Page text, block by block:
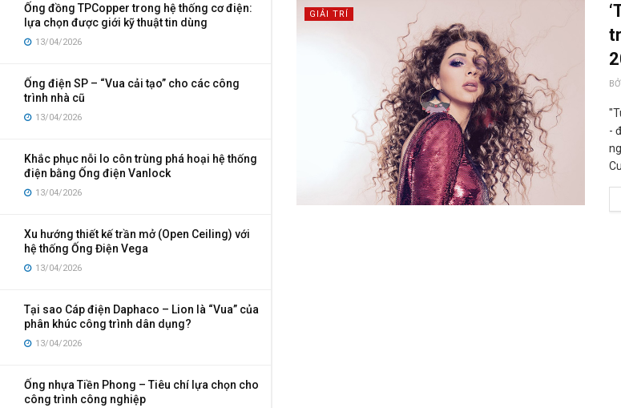
Ống đồng TPCopper trong hệ thống cơ điện:
lựa chọn được giới kỹ thuật tin dùng
13/04/2026
Ống điện SP – “Vua cải tạo” cho các công
trình nhà cũ
13/04/2026
Khắc phục nỗi lo côn trùng phá hoại hệ thống
điện bằng Ống điện Vanlock
13/04/2026
Xu hướng thiết kế trần mở (Open Ceiling) với
hệ thống Ống Điện Vega
13/04/2026
Tại sao Cáp điện Daphaco – Lion là “Vua” của
phân khúc công trình dân dụng?
13/04/2026
Ống nhựa Tiền Phong – Tiêu chí lựa chọn cho
công trình công nghiệp
GIẢI TRÍ
-